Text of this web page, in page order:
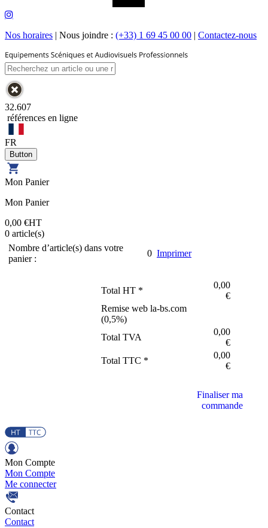
Nos horaires | Nous joindre : (+33) 1 69 45 00 00 | Contactez-nous
32.607
références en ligne
FR
Mon Panier
Mon Panier
0,00 €HT
0 article(s)
Nombre d’article(s) dans votre
panier :
0 Imprimer
Total HT *
0,00
€
Remise web la-bs.com
(0,5%)
Total TVA
0,00
€
Total TTC *
0,00
€
Finaliser ma
commande
Mon Compte
Mon Compte
Me connecter
Contact
Contact